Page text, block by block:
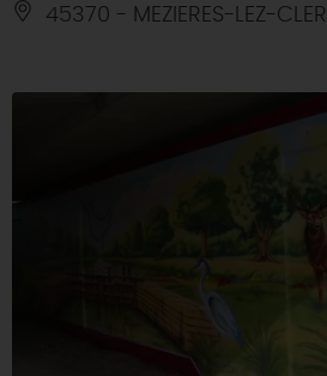
45370 - MEZIERES-LEZ-